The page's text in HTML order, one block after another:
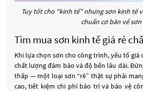
Tuy tốt cho “kinh tế” nhưng sơn kinh tế
chuẩn cơ bản về sơn
Tìm mua sơn kinh tế giá rẻ
Khi lựa chọn sơn cho công trình, yếu tố giá
chất lượng đảm bảo và độ bền lâu dài.
thấp — một loại sơn “rẻ” thật sự phải
cao, tiết kiệm chi phí bảo trì và bảo vệ